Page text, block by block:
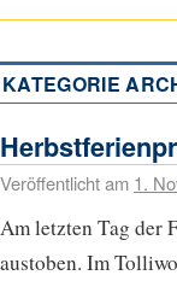
KATEGORIE
Veröffentlicht am 1.
Am letzten Tag der
austoben. Im